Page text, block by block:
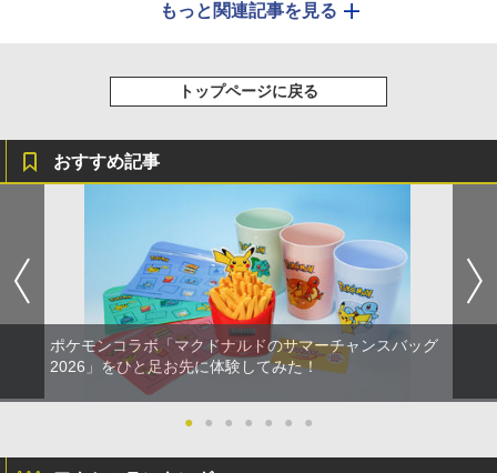
もっと関連記事を見る
トップページに戻る
おすすめ記事
ポケモンコラボ「マクドナルドのサマーチャンスバッグ
2026」をひと足お先に体験してみた！
● ● ● ● ● ● ●